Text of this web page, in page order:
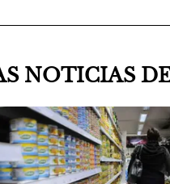
NOTICIAS